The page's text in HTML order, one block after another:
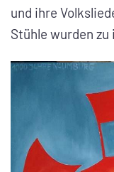
und ihre
Stühle wurden zu